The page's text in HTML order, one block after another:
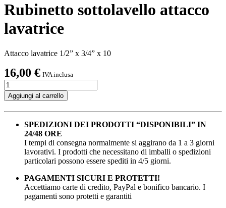
Rubinetto sottolavello attacco
lavatrice
Attacco lavatrice 1/2” x 3/4” x 10
16,00 € IVA inclusa
Rubinetto
sottolavello
attacco
lavatrice
quantità
Aggiungi al carrello
SPEDIZIONI DEI PRODOTTI “DISPONIBILI” IN
24/48 ORE
I tempi di consegna normalmente si aggirano da 1 a 3 giorni
lavorativi. I prodotti che necessitano di imballi o spedizioni
particolari possono essere spediti in 4/5 giorni.
PAGAMENTI SICURI E PROTETTI!
Accettiamo carte di credito, PayPal e bonifico bancario. I
pagamenti sono protetti e garantiti